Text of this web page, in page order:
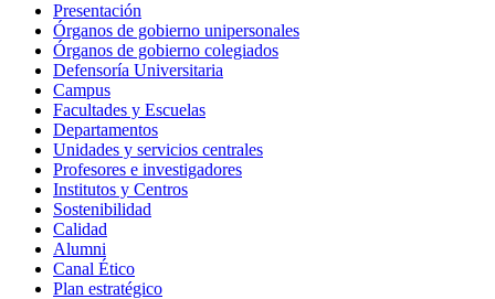
Presentación
Órganos de gobierno unipersonales
Órganos de gobierno colegiados
Defensoría Universitaria
Campus
Facultades y Escuelas
Departamentos
Unidades y servicios centrales
Profesores e investigadores
Institutos y Centros
Sostenibilidad
Calidad
Alumni
Canal Ético
Plan estratégico